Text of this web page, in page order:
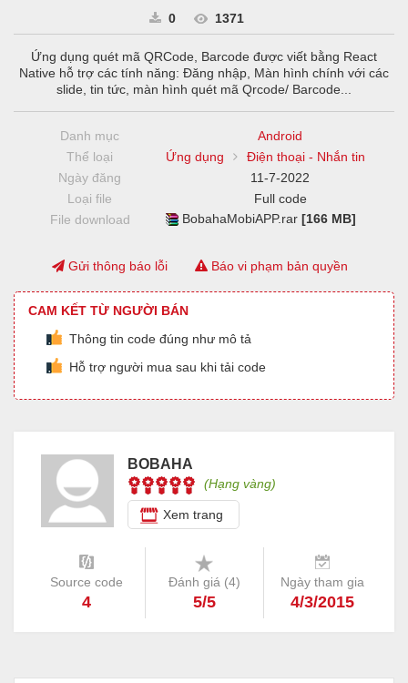
0 1371
Ứng dụng quét mã QRCode, Barcode được viết bằng React
Native hỗ trợ các tính năng: Đăng nhập, Màn hình chính với các
slide, tin tức, màn hình quét mã Qrcode/ Barcode...
Danh mục
Android
Thể loại
Ứng dụng
Điện thoại - Nhắn tin
Ngày đăng
11-7-2022
Loại file
Full code
File download
BobahaMobiAPP.rar[166 MB]
Gửi thông báo lỗi Báo vi phạm bản quyền
CAM KẾT TỪ NGƯỜI BÁN
Thông tin code đúng như mô tả
Hỗ trợ người mua sau khi tải code
BOBAHA
(Hạng vàng)
Xem trang
Source code
4
Đánh giá (4)
5/5
Ngày tham gia
4/3/2015